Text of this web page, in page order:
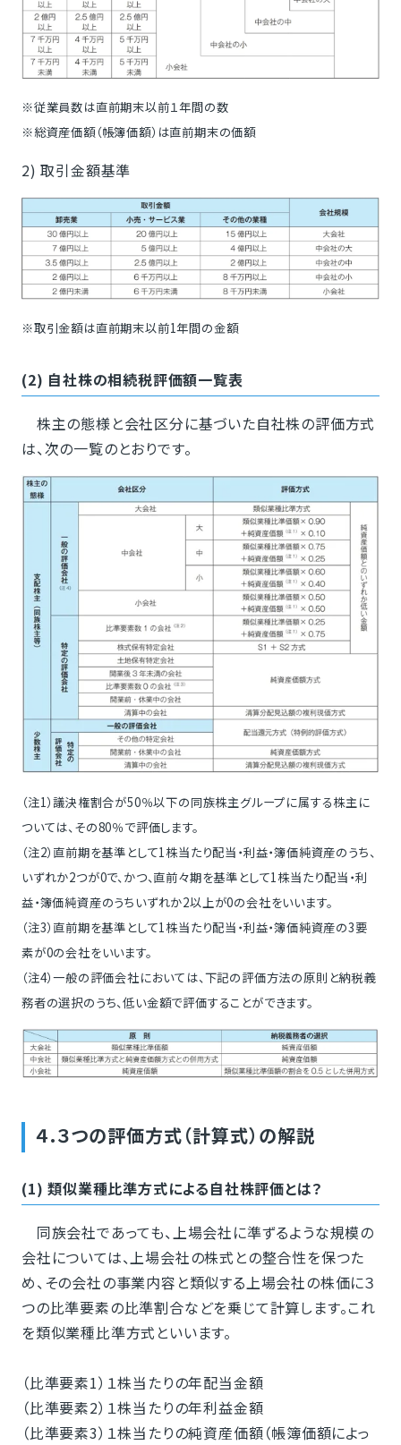
※従業員数は直前期末以前１年間の数
※総資産価額（帳簿価額）は直前期末の価額
2) 取引金額基準
※取引金額は直前期末以前1年間の金額
(2) 自社株の相続税評価額一覧表
株主の態様と会社区分に基づいた自社株の評価方式
は、次の一覧のとおりです。
（注1）議決権割合が50％以下の同族株主グループに属する株主に
ついては、その80％で評価します。
（注2）直前期を基準として1株当たり配当・利益・簿価純資産のうち、
いずれか2つが0で、かつ、直前々期を基準として1株当たり配当・利
益・簿価純資産のうちいずれか2以上が0の会社をいいます。
（注3）直前期を基準として1株当たり配当・利益・簿価純資産の3要
素が0の会社をいいます。
（注4）一般の評価会社においては、下記の評価方法の原則と納税義
務者の選択のうち、低い金額で評価することができます。
４.３つの評価方式（計算式）の解説
(1) 類似業種比準方式による自社株評価とは？
同族会社であっても、上場会社に準ずるような規模の
会社については、上場会社の株式との整合性を保つた
め、その会社の事業内容と類似する上場会社の株価に３
つの比準要素の比準割合などを乗じて計算します。これ
を類似業種比準方式といいます。
（比準要素1）１株当たりの年配当金額
（比準要素2）１株当たりの年利益金額
（比準要素3）１株当たりの純資産価額（帳簿価額によっ